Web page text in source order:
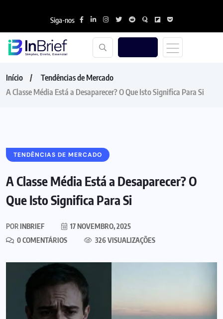
Siga-nos
Início
Tendências de Mercado
A Classe Média Está a Desaparecer? O Que Isto Significa Para Si
TENDÊNCIAS DE MERCADO
A Classe Média Está a Desaparecer? O
Que Isto Significa Para Si
PORINBRIEF
17 NOVEMBRO, 2025
0 COMENTÁRIOS
326 VISUALIZAÇÕES